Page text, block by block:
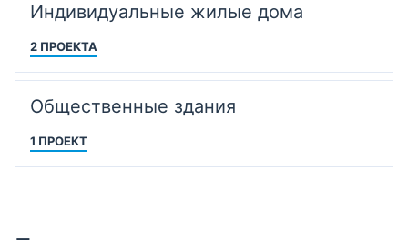
Индивидуальные жилые дома
2 ПРОЕКТА
Общественные здания
1 ПРОЕКТ